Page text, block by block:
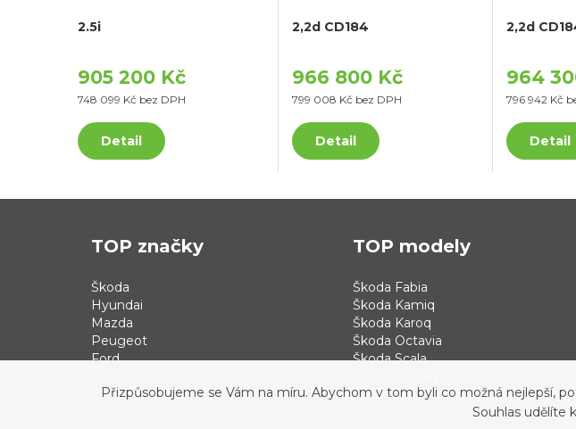
2.5i
905 200 Kč
748 099 Kč bez DPH
Detail
2,2d CD184
966 800 Kč
799 008 Kč bez DPH
Detail
2,2d
964
796 942 Kč
Detail
TOP značky
Škoda
Hyundai
Mazda
Peugeot
Ford
Opel
TOP modely
Škoda Fabia
Škoda Kamiq
Škoda Karoq
Škoda Octavia
Škoda Scala
Hyundai i30
Přizpůsobujeme se Vám na míru. Abychom v tom byli co možná nejlepší,
Souhlas udělíte